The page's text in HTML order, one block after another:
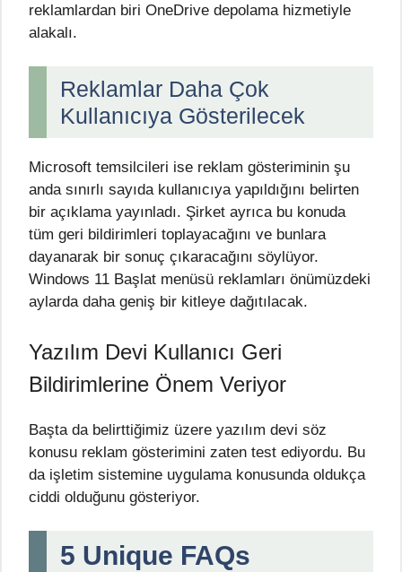
reklamlardan biri OneDrive depolama hizmetiyle
alakalı.
Reklamlar Daha Çok
Kullanıcıya Gösterilecek
Microsoft temsilcileri ise reklam gösteriminin şu
anda sınırlı sayıda kullanıcıya yapıldığını belirten
bir açıklama yayınladı. Şirket ayrıca bu konuda
tüm geri bildirimleri toplayacağını ve bunlara
dayanarak bir sonuç çıkaracağını söylüyor.
Windows 11 Başlat menüsü reklamları önümüzdeki
aylarda daha geniş bir kitleye dağıtılacak.
Yazılım Devi Kullanıcı Geri
Bildirimlerine Önem Veriyor
Başta da belirttiğimiz üzere yazılım devi söz
konusu reklam gösterimini zaten test ediyordu. Bu
da işletim sistemine uygulama konusunda oldukça
ciddi olduğunu gösteriyor.
5 Unique FAQs